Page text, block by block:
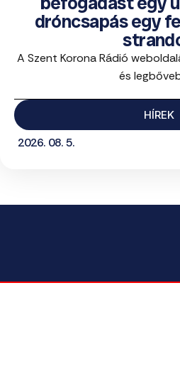
dróncsapás egy
A Szent Korona Rádió
és
HÍREK
2026. 08. 5.